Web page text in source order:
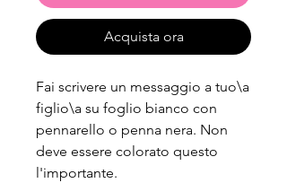
Acquista ora
Fai scrivere un messaggio a tuo\a
figlio\a su foglio bianco con
pennarello o penna nera. Non
deve essere colorato questo
l'importante.